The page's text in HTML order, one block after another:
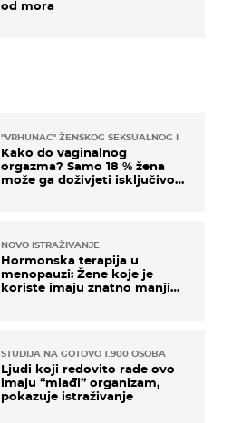
"VRHUNAC" ŽENSKOG SEKSUALNOG ISKUSTVA
Kako do vaginalnog
orgazma? Samo 18 % žena
može ga doživjeti isključivo
NOVO ISTRAŽIVANJE
Hormonska terapija u
menopauzi: Žene koje je
koriste imaju znatno manji
STUDIJA NA GOTOVO 1.900 OSOBA
Ljudi koji redovito rade ovo
imaju “mlađi” organizam,
pokazuje istraživanje
od mora